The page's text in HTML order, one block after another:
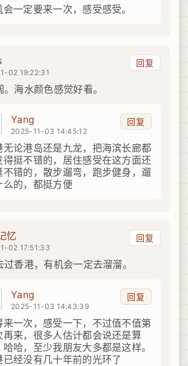
会一定要来一次，感受感受。
回复
02 19:22:31
。海水颜色感觉好看。
回复
Yang
2025-11-03 14:45:12
无论港岛还是九龙，把海滨长廊都
得挺不错的，居住感受在这方面还
不错的，散步遛弯，跑步健身，遛
么的，都挺方便
回复
忆
02 17:51:33
过香港，有机会一定去溜溜。
回复
Yang
2025-11-03 14:43:39
来一次，感受一下，不过值不值第
再来，很多人估计都会说还是算
哈哈，至少我朋友大多都是这样。
已经没有几十年前的光环了